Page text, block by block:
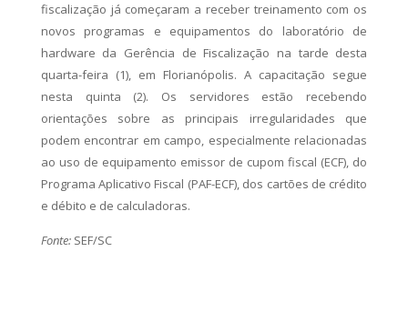
fiscalização já começaram a receber treinamento com os
novos programas e equipamentos do laboratório de
hardware da Gerência de Fiscalização na tarde desta
quarta-feira (1), em Florianópolis. A capacitação segue
nesta quinta (2). Os servidores estão recebendo
orientações sobre as principais irregularidades que
podem encontrar em campo, especialmente relacionadas
ao uso de equipamento emissor de cupom fiscal (ECF), do
Programa Aplicativo Fiscal (PAF-ECF), dos cartões de crédito
e débito e de calculadoras.
Fonte:SEF/SC